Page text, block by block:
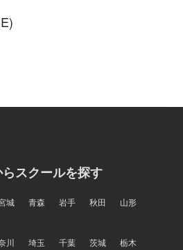
スクールを探す
城 青森 岩手 秋田
山形
川 埼玉 千葉 茨城
栃木